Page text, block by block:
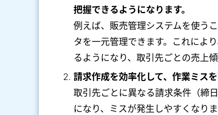
把握できるようになります。
例えば、販売管理システムを使う
タを一元管理できます。これによ
るようになり、取引先ごとの売上
請求作成を効率化して、作業ミス
取引先ごとに異なる請求条件（締
になり、ミスが発生しやすくなり